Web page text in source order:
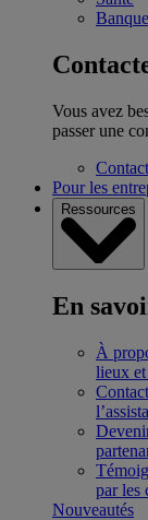
Vous avez
passer une
Pour les
Ressources
En
À
lieux et
par les
Nouveautés